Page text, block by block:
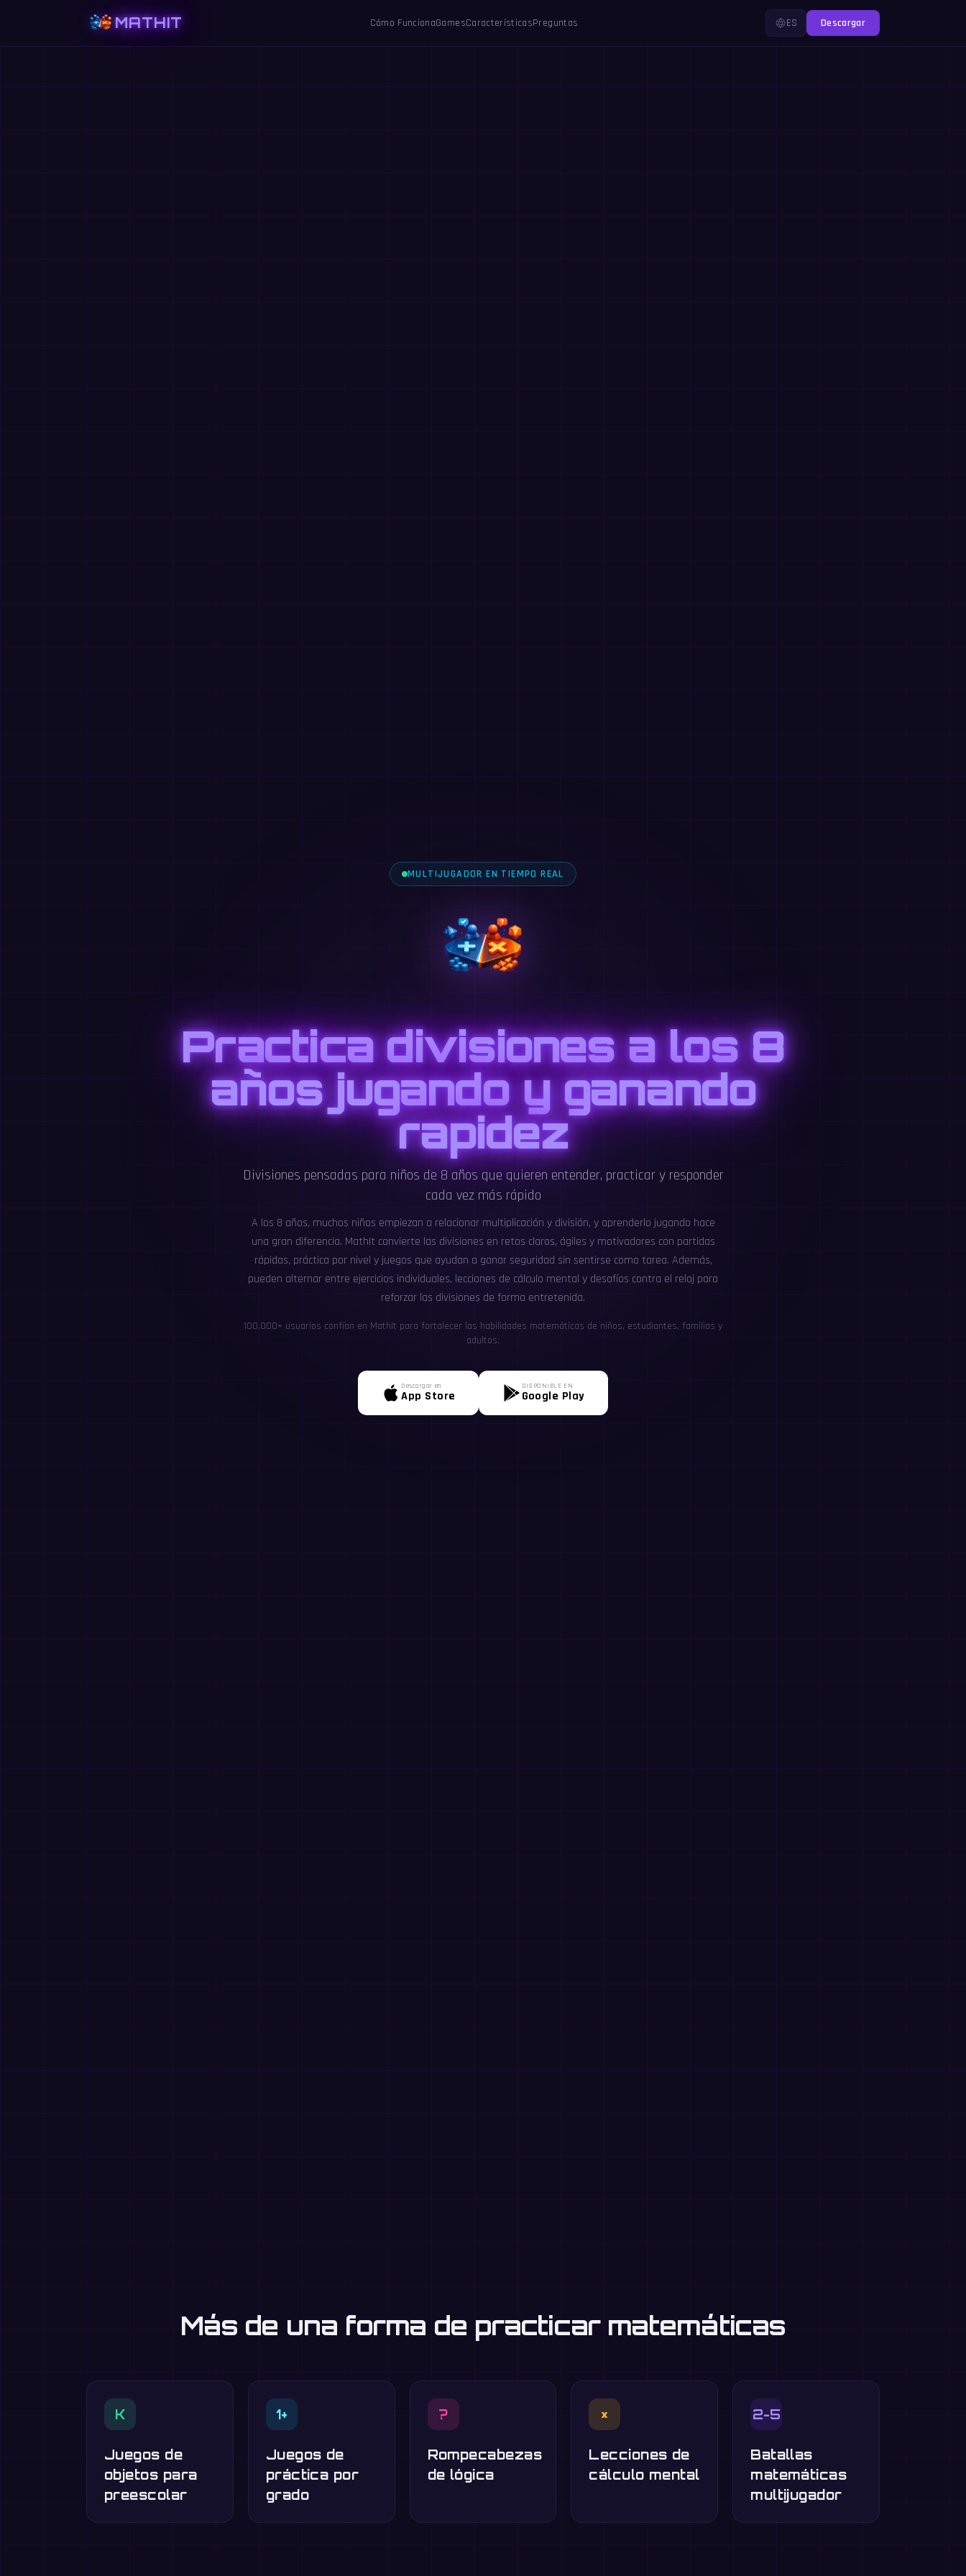
MATHIT Cómo FuncionaGamesCaracterísticasPreguntas ES Descargar
MULTIJUGADOR EN TIEMPO REAL
Practica divisiones a los 8
años jugando y ganando
rapidez
Divisiones pensadas para niños de 8 años que quieren entender, practicar y responder
cada vez más rápido
A los 8 años, muchos niños empiezan a relacionar multiplicación y división, y aprenderlo jugando hace
una gran diferencia. MathIt convierte las divisiones en retos claros, ágiles y motivadores con partidas
rápidas, práctica por nivel y juegos que ayudan a ganar seguridad sin sentirse como tarea. Además,
pueden alternar entre ejercicios individuales, lecciones de cálculo mental y desafíos contra el reloj para
reforzar las divisiones de forma entretenida.
100,000+ usuarios confían en MathIt para fortalecer las habilidades matemáticas de niños, estudiantes, familias y
adultos.
Descargar en
App Store
DISPONIBLE EN
Google Play
Más de una forma de practicar matemáticas
K
Juegos de
objetos para
preescolar
1+
Juegos de
práctica por
grado
?
Rompecabezas
de lógica
×
Lecciones de
cálculo mental
2-5
Batallas
matemáticas
multijugador